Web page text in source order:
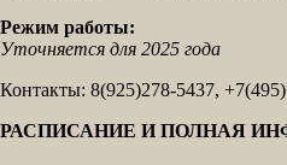
Режим работы:
Уточняется для 2025 года
Контакты: 8(925)278-5437,
РАСПИСАНИЕ И ПОЛНАЯ